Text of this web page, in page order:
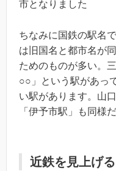
市となりました
ちなみに国鉄の駅名
は旧国名と都市名が
ためのものが多い。
○○」という駅があっ
い駅があります。山
「伊予市駅」も同様
近鉄を見上げる